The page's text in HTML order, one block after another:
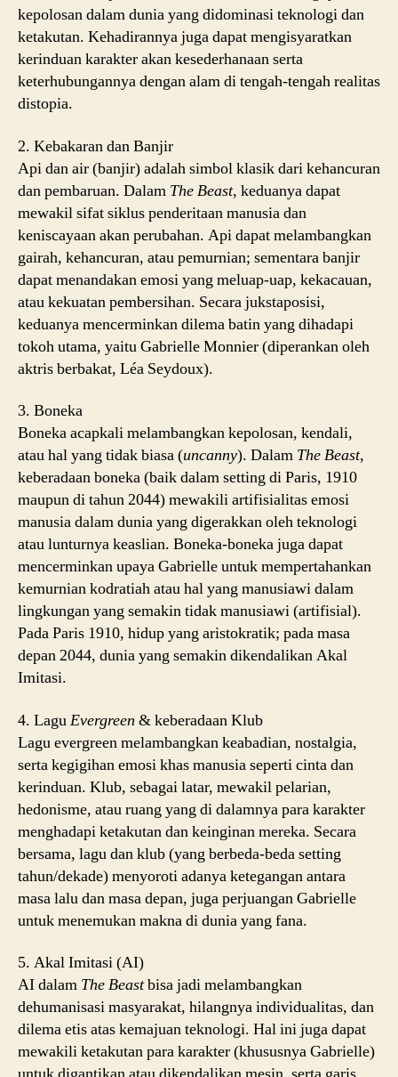
kepolosan dalam dunia yang didominasi teknologi dan
ketakutan. Kehadirannya juga dapat mengisyaratkan
kerinduan karakter akan kesederhanaan serta
keterhubungannya dengan alam di tengah-tengah realitas
distopia.
2. Kebakaran dan Banjir
Api dan air (banjir) adalah simbol klasik dari kehancuran
dan pembaruan. Dalam The Beast, keduanya dapat
mewakil sifat siklus penderitaan manusia dan
keniscayaan akan perubahan. Api dapat melambangkan
gairah, kehancuran, atau pemurnian; sementara banjir
dapat menandakan emosi yang meluap-uap, kekacauan,
atau kekuatan pembersihan. Secara jukstaposisi,
keduanya mencerminkan dilema batin yang dihadapi
tokoh utama, yaitu Gabrielle Monnier (diperankan oleh
aktris berbakat, Léa Seydoux).
3. Boneka
Boneka acapkali melambangkan kepolosan, kendali,
atau hal yang tidak biasa (uncanny). Dalam The Beast,
keberadaan boneka (baik dalam setting di Paris, 1910
maupun di tahun 2044) mewakili artifisialitas emosi
manusia dalam dunia yang digerakkan oleh teknologi
atau lunturnya keaslian. Boneka-boneka juga dapat
mencerminkan upaya Gabrielle untuk mempertahankan
kemurnian kodratiah atau hal yang manusiawi dalam
lingkungan yang semakin tidak manusiawi (artifisial).
Pada Paris 1910, hidup yang aristokratik; pada masa
depan 2044, dunia yang semakin dikendalikan Akal
Imitasi.
4. LaguEvergreen & keberadaan Klub
Lagu evergreen melambangkan keabadian, nostalgia,
serta kegigihan emosi khas manusia seperti cinta dan
kerinduan. Klub, sebagai latar, mewakil pelarian,
hedonisme, atau ruang yang di dalamnya para karakter
menghadapi ketakutan dan keinginan mereka. Secara
bersama, lagu dan klub (yang berbeda-beda setting
tahun/dekade) menyoroti adanya ketegangan antara
masa lalu dan masa depan, juga perjuangan Gabrielle
untuk menemukan makna di dunia yang fana.
5. Akal Imitasi (AI)
AI dalam The Beastbisa jadi melambangkan
dehumanisasi masyarakat, hilangnya individualitas, dan
dilema etis atas kemajuan teknologi. Hal ini juga dapat
mewakili ketakutan para karakter (khususnya Gabrielle)